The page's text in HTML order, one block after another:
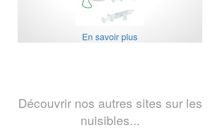
En savoir plus
Découvrir nos autres sites sur les
nuisibles...